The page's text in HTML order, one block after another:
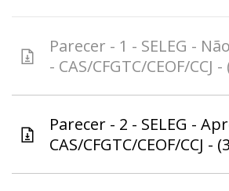
Parecer - 1 - SELEG -
- CAS/CFGTC/CEOF/CCJ
Parecer - 2 - SELEG -
CAS/CFGTC/CEOF/CCJ -